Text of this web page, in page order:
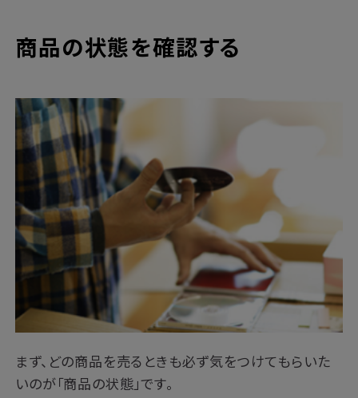
商品の状態を確認する
まず、どの商品を売るときも必ず気をつけてもらいた
いのが「商品の状態」です。